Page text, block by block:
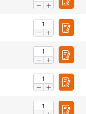
ENGLISH
ENGLISH TRANSLATION
about
services. Privacy